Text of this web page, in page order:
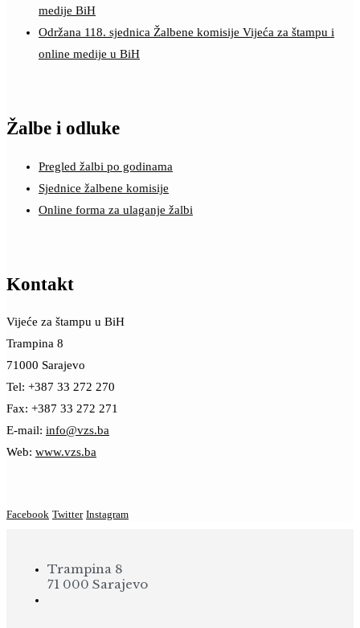
medije BiH
Održana 118. sjednica Žalbene komisije Vijeća za štampu i
online medije u BiH
Žalbe i odluke
Pregled žalbi po godinama
Sjednice žalbene komisije
Online forma za ulaganje žalbi
Kontakt
Vijeće za štampu u BiH
Trampina 8
71000 Sarajevo
Tel: +387 33 272 270
Fax: +387 33 272 271
E-mail: info@vzs.ba
Web: www.vzs.ba
Facebook Twitter Instagram
Trampina 8
71 000 Sarajevo